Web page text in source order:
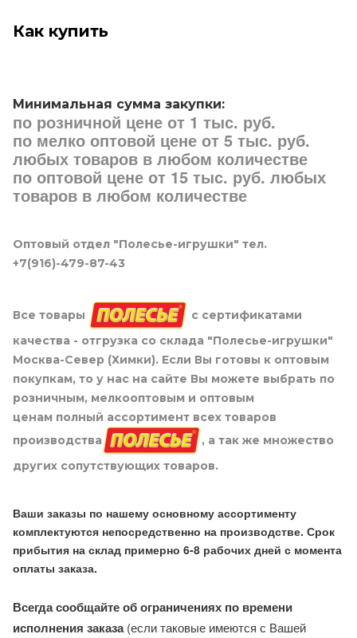
Как купить
Минимальная сумма закупки:
по розничной цене от 1 тыс. руб.
по мелко оптовой цене от 5 тыс. руб.
любых товаров в любом количестве
по оптовой цене от 15 тыс. руб. любых
товаров в любом количестве
Оптовый отдел "Полесье-игрушки" тел.
+7(916)-479-87-43
Все товары
с сертификатами
качества - отгрузка со склада "Полесье-игрушки"
Москва-Север (Химки). Если Вы готовы к оптовым
покупкам, то у нас на сайте Вы можете выбрать по
розничным, мелкооптовым и оптовым
ценам полный ассортимент всех товаров
производства
, а так же множество
других сопутствующих товаров.
Ваши заказы по нашему основному ассортименту
комплектуются непосредственно на производстве. Срок
прибытия на склад примерно 6-8 рабочих дней с момента
оплаты заказа.
Всегда сообщайте об ограничениях по времени
исполнения заказа(если таковые имеются с Вашей